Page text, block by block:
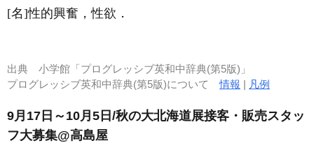
[名]性的興奮，性欲 ．
出典 小学館「プログレッシブ英和中辞典(第5版)」
プログレッシブ英和中辞典(第5版)について情報 凡例
9月17日～10月5日/秋の大北海道展接客・販売スタッ
フ大募集@高島屋